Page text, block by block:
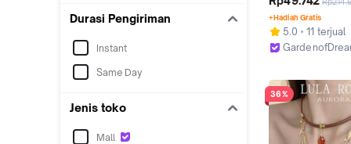
Durasi Pengiriman
Instant
Same Day
Jenis toko
Mall
zirkonia, baja
luntur Perak
+Hadiah Gratis
5.0
11 terjual
36%